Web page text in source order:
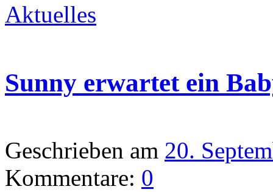
Aktuelles
Sunny erwartet ein
Geschrieben am 20.
Kommentare: 0